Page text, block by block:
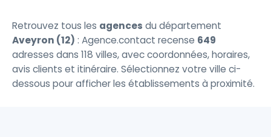
Retrouvez tous les agences du département
Aveyron (12) : Agence.contact recense 649
adresses dans 118 villes, avec coordonnées, horaires,
avis clients et itinéraire. Sélectionnez votre ville ci-
dessous pour afficher les établissements à proximité.